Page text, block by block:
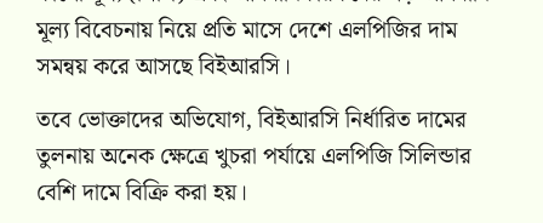
মূল্য বিবেচনায় নিয়ে প্রতি মাসে দেশে এলপিজির দাম
সমন্বয় করে আসছে বিইআরসি।
তবে ভোক্তাদের অভিযোগ, বিইআরসি নির্ধারিত দামের
তুলনায় অনেক ক্ষেত্রে খুচরা পর্যায়ে এলপিজি সিলিন্ডার
বেশি দামে বিক্রি করা হয়।